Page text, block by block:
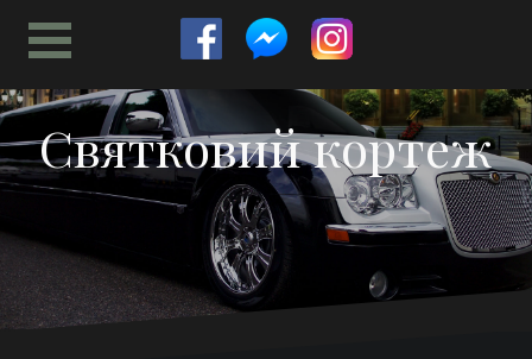
содержимому
Святковий кортеж